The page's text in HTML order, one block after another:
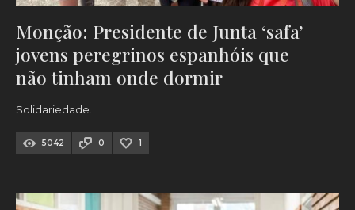
Monção: Presidente de Junta ‘safa’
jovens peregrinos espanhóis que
não tinham onde dormir
Solidariedade.
5042 0 1